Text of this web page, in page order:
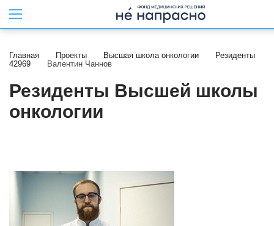
Главная Проекты Высшая школа онкологии
Резиденты
42969
Валентин Чаннов
Резиденты Высшей школы
онкологии